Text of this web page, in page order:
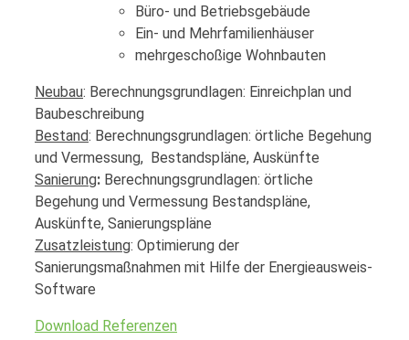
Büro- und Betriebsgebäude
Ein- und Mehrfamilienhäuser
mehrgeschoßige Wohnbauten
Neubau: Berechnungsgrundlagen: Einreichplan und
Baubeschreibung
Bestand: Berechnungsgrundlagen: örtliche Begehung
und Vermessung, Bestandspläne, Auskünfte
Sanierung: Berechnungsgrundlagen: örtliche
Begehung und Vermessung Bestandspläne,
Auskünfte, Sanierungspläne
Zusatzleistung: Optimierung der
Sanierungsmaßnahmen mit Hilfe der Energieausweis-
Software
Download Referenzen